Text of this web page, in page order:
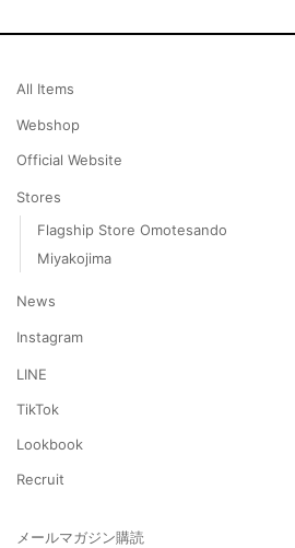
し
で
し
All Items
Webshop
Official Website
Stores
Flagship Store Omotesando
Miyakojima
News
Instagram
LINE
TikTok
Lookbook
Recruit
メールマガジン購読